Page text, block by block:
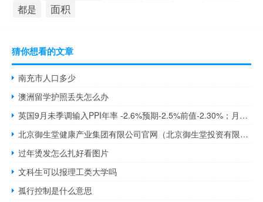
都是 面积
猜你想看的文章
南充市人口多少
澳洲留学护照丢失怎么办
英国9月未季调输入PPI年率 -2.6%预期-2.5%前值-2.30%；月率 0.4%预期0.9%前值0.40%
北京御生堂健康产业集团有限公司官网（北京御生堂投资有限公司简介）
过年烫发怎么扎好看图片
文科生可以报理工类大学吗
孤行控制是什么意思